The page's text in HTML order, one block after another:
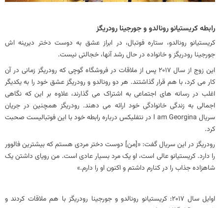
رابطه کریستیانو رونالدو و جورجینا رودریگز
کریستیانو رونالدو، ستاره فوتبال، در ابراز عشق به دوست دختر دیرینه اش
جورجینا رودریگز و خانواده در حال رشد آنها، خجالتی نیست.
این زوج از سال 2017 پس از ملاقات در فروشگاه گوچی که رودریگز زمانی در آن
کار می کرد، با هم قرار گذاشتند. هر دو رونالدو و رودریگز عشق خود را به یکدیگر
اغلب در رسانه های اجتماعی به اشتراک می گذارند، علاوه بر این که نگاهی
اجمالی به زندگی خانوادگی خود ارائه می دهند. رودریگز همچنین در جریان
سریال I am Georgina در نتفلیکس درباره رابطه خود با این فوتبالیست صحبت
کرد.
رودریگز در این سریال گفت: «[من] دوست دختر مردی هستم که بیشترین فالوور
را دارد. کریستیانو عالی است، او یک مرد بسیار عادی است. من رویای داشتن یک
شاهزاده جذاب را در کنارم داشتم و اکنون او را دارم.»
اوایل سال 2017: کریستیانو رونالدو و جورجینا رودریگز با هم ملاقات کردند و